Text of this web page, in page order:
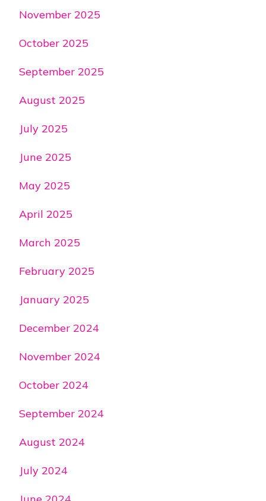
November 2025
October 2025
September 2025
August 2025
July 2025
June 2025
May 2025
April 2025
March 2025
February 2025
January 2025
December 2024
November 2024
October 2024
September 2024
August 2024
July 2024